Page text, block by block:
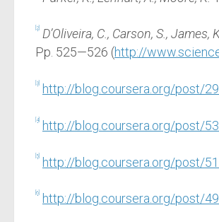
[2] D’Oliveira, C., Carson, S., James,
Pp. 525—526 (http://
[3] http://blog.coursera.org/post/
[4] http://blog.coursera.org/post/
[5] http://blog.coursera.org/post/
[6] http://blog.coursera.org/post/